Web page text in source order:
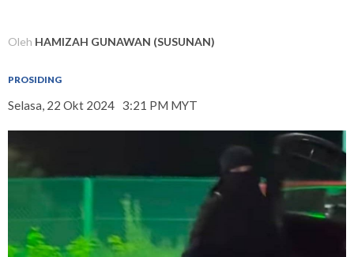
Oleh HAMIZAH GUNAWAN (SUSUNAN)
PROSIDING
Selasa, 22 Okt 2024 3:21 PM MYT